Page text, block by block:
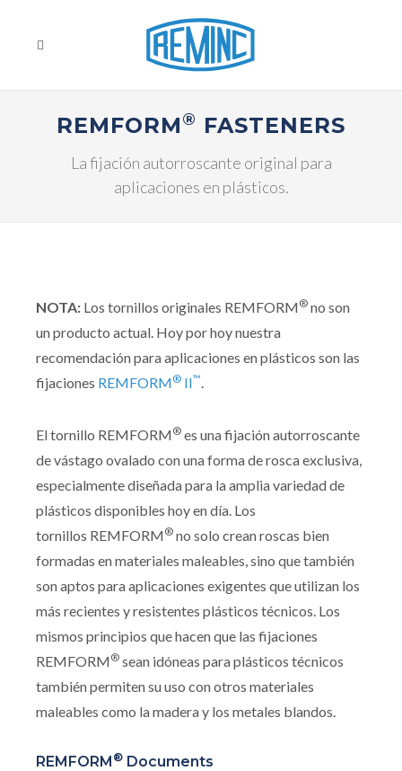
REMFORM® FASTENERS
La fijación autorroscante original para
aplicaciones en plásticos.
NOTA: Los tornillos originales REMFORM® no son
un producto actual. Hoy por hoy nuestra
recomendación para aplicaciones en plásticos son las
fijaciones REMFORM® II™.
El tornillo REMFORM® es una fijación autorroscante
de vástago ovalado con una forma de rosca exclusiva,
especialmente diseñada para la amplia variedad de
plásticos disponibles hoy en día. Los
tornillos REMFORM® no solo crean roscas bien
formadas en materiales maleables, sino que también
son aptos para aplicaciones exigentes que utilizan los
más recientes y resistentes plásticos técnicos. Los
mismos principios que hacen que las fijaciones
REMFORM® sean idóneas para plásticos técnicos
también permiten su uso con otros materiales
maleables como la madera y los metales blandos.
REMFORM ® Documents